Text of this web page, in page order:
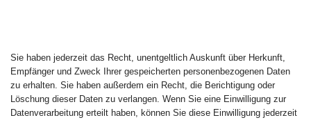
Sie haben jederzeit das Recht, unentgeltlich Auskunft über Herkunft,
Empfänger und Zweck Ihrer gespeicherten personenbezogenen Daten
zu erhalten. Sie haben außerdem ein Recht, die Berichtigung oder
Löschung dieser Daten zu verlangen. Wenn Sie eine Einwilligung zur
Datenverarbeitung erteilt haben, können Sie diese Einwilligung jederzeit